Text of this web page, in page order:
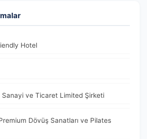
Hotel
Sanayi ve Ticaret Limited Şirketi
Dövüş Sanatları ve Pilates